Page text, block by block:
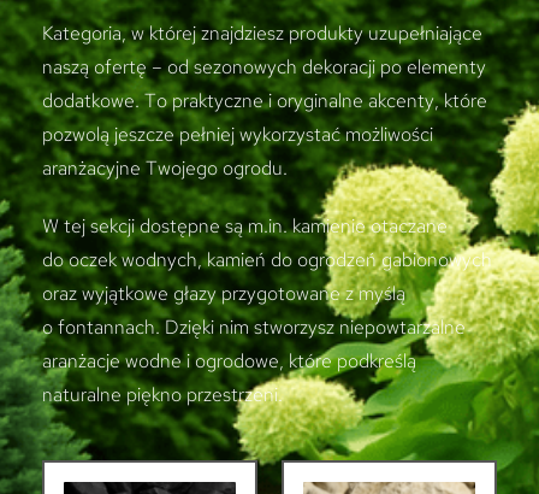
Kategoria, w której znajdziesz produkty uzupełniające
naszą ofertę – od sezonowych dekoracji po elementy
dodatkowe. To praktyczne i oryginalne akcenty, które
pozwolą jeszcze pełniej wykorzystać możliwości
aranżacyjne Twojego ogrodu.
W tej sekcji dostępne są m.in. kamienie otaczane
do oczek wodnych, kamień do ogrodzeń gabionowych
oraz wyjątkowe głazy przygotowane z myślą
o fontannach. Dzięki nim stworzysz niepowtarzalne
aranżacje wodne i ogrodowe, które podkreślą
naturalne piękno przestrzeni.